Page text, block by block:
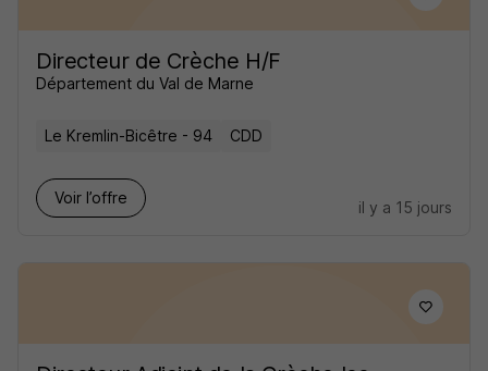
Directeur de Crèche H/F
Département du Val de Marne
Le Kremlin-Bicêtre - 94 CDD
Voir l’offre
il y a 15 jours